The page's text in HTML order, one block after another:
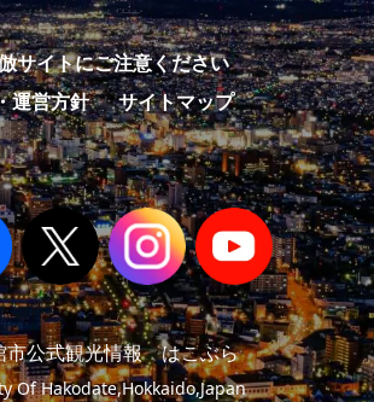
サイトにご注意ください
運営方針
サイトマップ
市公式観光情報 はこぶら
Of Hakodate,Hokkaido,Japan